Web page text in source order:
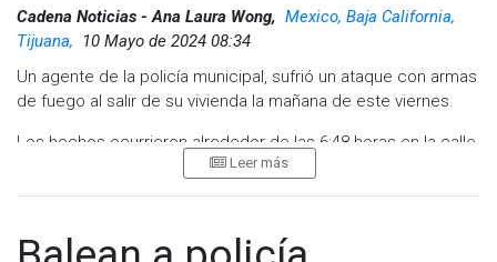
Cadena Noticias - Ana Laura Wong, Mexico, Baja California,
Tijuana,
10 Mayo de 2024 08:34
Un agente de la policía municipal, sufrió un ataque con armas
de fuego al salir de su vivienda la mañana de este viernes.
Los hechos ocurrieron alrededor de las 6:48 horas en la calle
27 de Septiembre y avenida Agustín Melgar, en la Colonia
Hidalgo, donde la patrulla del oficial con el número SS-174-22,
Los presuntos responsables del ataque lograron escapar en
Leer más